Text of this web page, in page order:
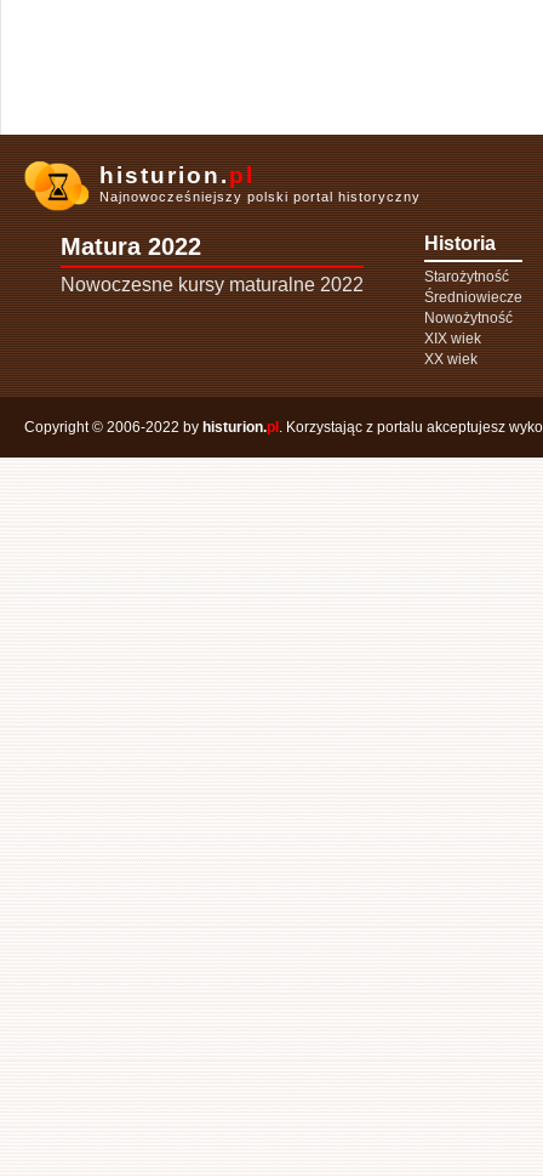
histurion.pl
Najnowocześniejszy polski portal historyczny
Matura 2022
Nowoczesne kursy maturalne 2022
Historia
Starożytność
Średniowiecze
Nowożytność
XIX wiek
XX wiek
Copyright © 2006-2022 by histurion.pl . Korzystając z portalu akceptujesz